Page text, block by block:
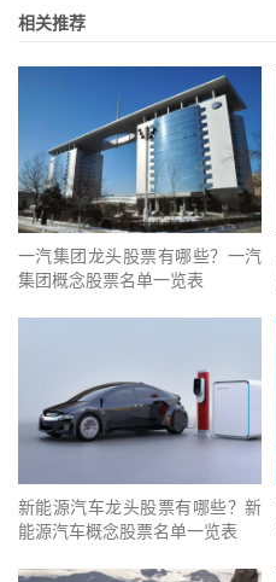
相关推荐
一汽集团龙头股票有哪些？一汽
集团概念股票名单一览表
新能源汽车龙头股票有哪些？新
能源汽车概念股票名单一览表